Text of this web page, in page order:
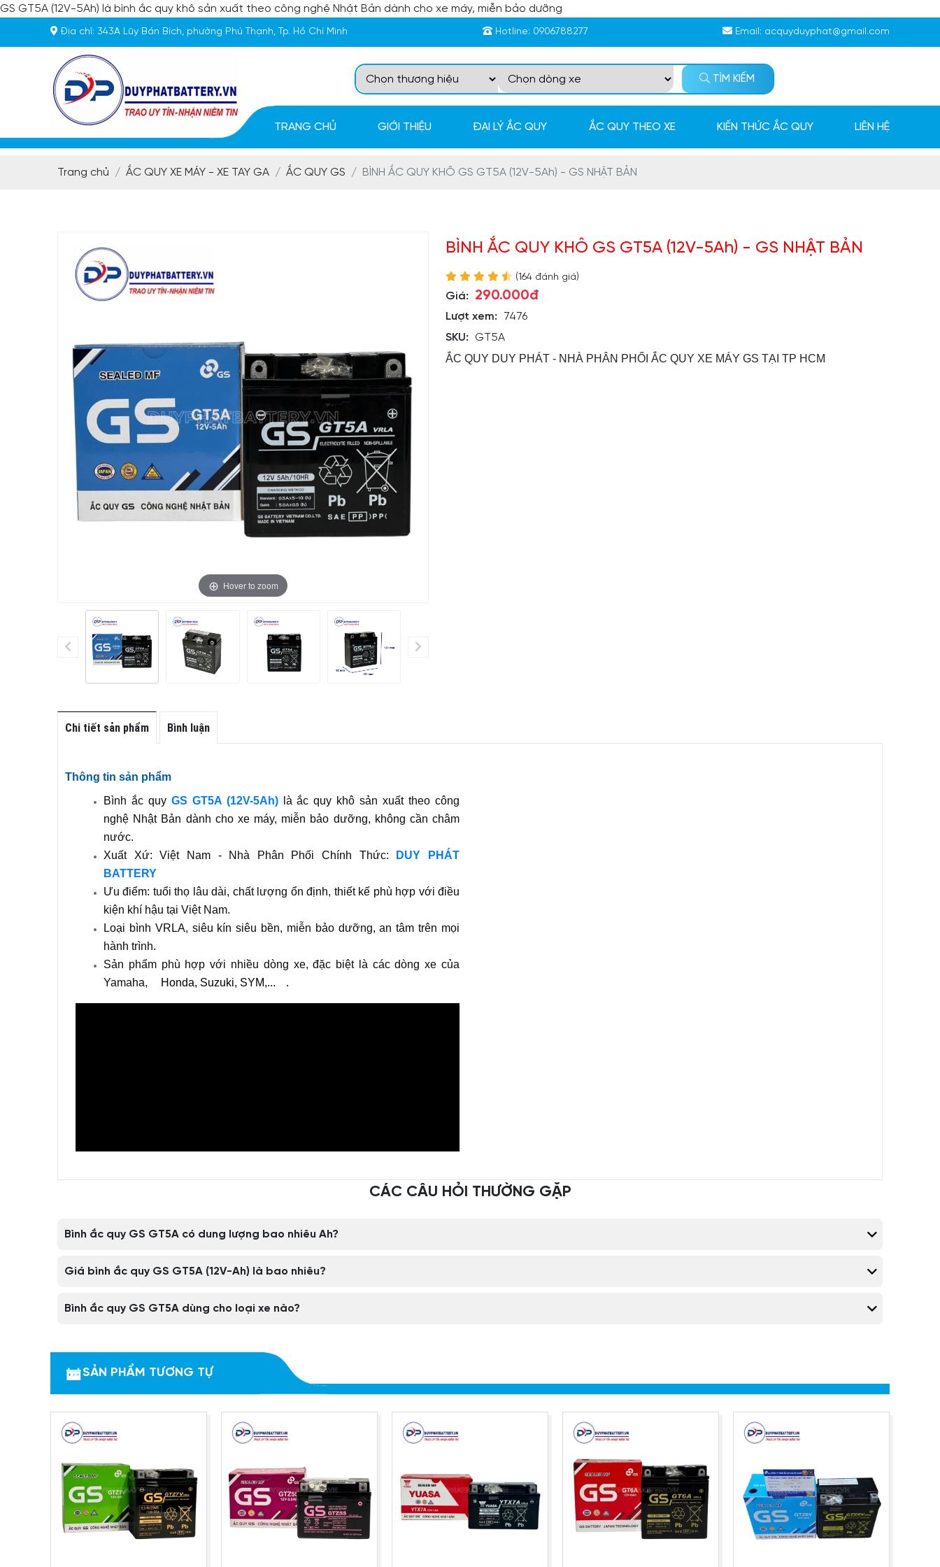
GS GT5A (12V-5Ah) là bình ắc quy khô sản xuất theo công nghệ Nhật Bản dành cho xe máy, miễn bảo dưỡng
Địa chỉ: 343A Lũy Bán Bích, phường Phú Thạnh, Tp. Hồ Chí Minh Hotline: 0906788277 Email: acquyduyphat@gmail.com
TÌM KIẾM
TRANG CHỦ GIỚI THIỆU ĐẠI LÝ ẮC QUY ẮC QUY THEO XE KIẾN THỨC ẮC QUY LIÊN HỆ
Trang chủ ẮC QUY XE MÁY - XE TAY GA ẮC QUY GS BÌNH ẮC QUY KHÔ GS GT5A (12V-5Ah) - GS NHẬT BẢN
Hover to zoom
BÌNH ẮC QUY KHÔ GS GT5A (12V-5Ah) - GS NHẬT BẢN
(164 đánh giá)
Giá: 290.000đ
Lượt xem:
7476
SKU:
GT5A
ẮC QUY DUY PHÁT - NHÀ PHÂN PHỐI ẮC QUY XE MÁY GS TẠI TP HCM
Chi tiết sản phẩm Bình luận
Thông tin sản phẩm
Bình ắc quy GS GT5A (12V-5Ah)là ắc quy khô sản xuất theo công
nghệ Nhật Bản dành cho xe máy, miễn bảo dưỡng, không cần châm
nước.
Xuất Xứ: Việt Nam - Nhà Phân Phối Chính Thức:
DUY PHÁT
BATTERY
Ưu điểm: tuổi thọ lâu dài, chất lượng ổn định, thiết kế phù hợp với điều
kiện khí hậu tại Việt Nam.
Loại bình VRLA, siêu kín siêu bền, miễn bảo dưỡng, an tâm trên mọi
hành trình.
Sản phẩm phù hợp với nhiều dòng xe, đặc biệt là các dòng xe của
Yamaha,
Honda, Suzuki, SYM,... .
Thông số kỹ thuật bình ắc quy GS GT5A
Mã sản phẩm
Điện áp (Volt)
Dung lượng (Ah)
Dòng khởi động (CCA)
-
Kích thước (dài x rộng x cao)
121 x 62 x 131 (mm)
Xuất xứ
Bảo hành
6 tháng
Trọng lượng (Kg)
2.2Kg
Dòng xe sử dụng
CÁC CÂU HỎI THƯỜNG GẶP
Bình ắc quy GS GT5A có dung lượng bao nhiêu Ah?
Giá bình ắc quy GS GT5A (12V-Ah) là bao nhiêu?
Bình ắc quy GS GT5A dùng cho loại xe nào?
SẢN PHẨM TƯƠNG TỰ